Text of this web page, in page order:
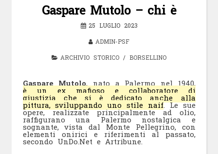
Gaspare Mutolo – chi è
25 LUGLIO 2023
ADMIN-PSF
ARCHIVIO STORICO / BORSELLINO
Gaspare Mutolo, nato a Palermo nel 1940,
è un ex mafioso e collaboratore di
giustizia che si è dedicato anche alla
pittura, sviluppando uno stile naif.Le sue
opere, realizzate principalmente ad olio,
raffigurano una Palermo nostalgica e
sognante, vista dal Monte Pellegrino, con
elementi onirici e riferimenti al passato,
secondo UnDo.Net e Artribune.